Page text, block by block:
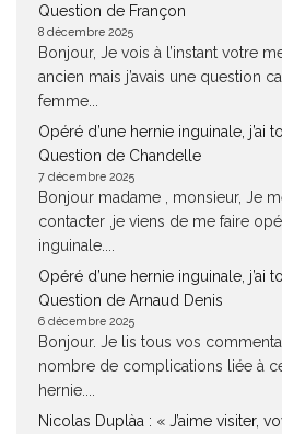
Question de Françon
8 décembre 2025
Bonjour, Je vois à l’instant votre
ancien mais j’avais une question
femme...
Opéré d’une hernie inguinale, j’ai
Question de Chandelle
7 décembre 2025
Bonjour madame , monsieur, Je
contacter ,je viens de me faire
inguinale....
Opéré d’une hernie inguinale, j’ai
Question de Arnaud Denis
6 décembre 2025
Bonjour. Je lis tous vos
nombre de complications liée à
hernie....
Nicolas Duplàa : « J’aime visiter,